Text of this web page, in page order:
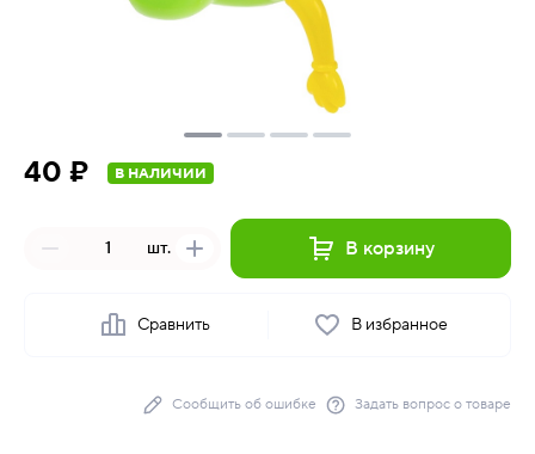
40 ₽ В НАЛИЧИИ
шт. В корзину
Сравнить В избранное
Сообщить об ошибке Задать вопрос о товаре